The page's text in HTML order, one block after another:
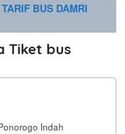
BUS DAMRI
Tiket bus
Indah